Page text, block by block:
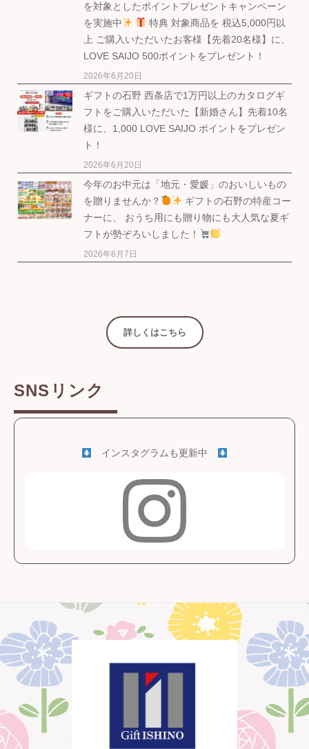
を対象としたポイントプレゼントキャンペーン
を実施中
特典 対象商品を 税込5,000円以
上 ご購入いただいたお客様【先着20名様】に、
LOVE SAIJO 500ポイントをプレゼント！
2026年6月20日
ギフトの石野 西条店で1万円以上のカタログギ
フトをご購入いただいた【新婚さん】先着10名
様に、1,000 LOVE SAIJO ポイントをプレゼン
ト！
2026年6月20日
今年のお中元は「地元・愛媛」のおいしいもの
を贈りませんか？
ギフトの石野の特産コー
ナーに、 おうち用にも贈り物にも大人気な夏ギ
フトが勢ぞろいしました！
2026年6月7日
詳しくはこちら
SNSリンク
インスタグラムも更新中